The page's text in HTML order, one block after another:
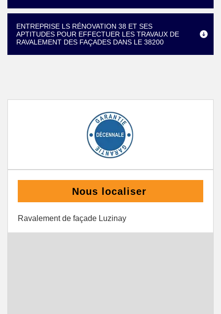
ENTREPRISE LS RÉNOVATION 38 ET SES
APTITUDES POUR EFFECTUER LES TRAVAUX DE
RAVALEMENT DES FAÇADES DANS LE 38200
Nous localiser
Ravalement de façade Luzinay